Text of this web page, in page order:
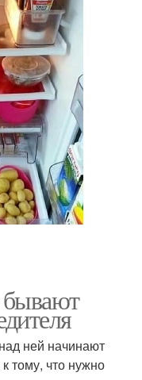
бывают
ней начинают
тому, что нужно